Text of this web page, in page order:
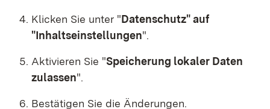
Klicken Sie unter "Datenschutz"auf
"Inhaltseinstellungen".
Aktivieren Sie "Speicherung lokaler Daten
zulassen".
Bestätigen Sie die Änderungen.